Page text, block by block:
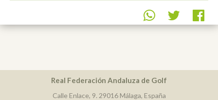
Real Federación Andaluza de Golf
Calle Enlace, 9. 29016 Málaga, España